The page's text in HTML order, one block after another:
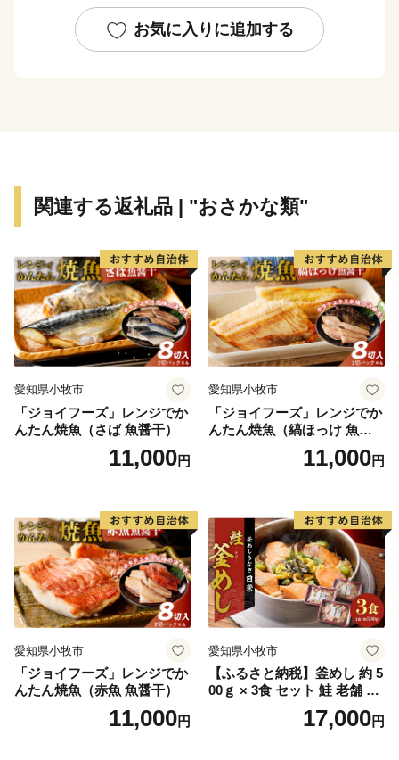
お気に入りに追加する
関連する返礼品 | "おさかな類"
愛知県小牧市
「ジョイフーズ」レンジでか
んたん焼魚（さば 魚醤干）
11,000円
愛知県小牧市
「ジョイフーズ」レンジでか
んたん焼魚（縞ほっけ 魚醤
11,000円
愛知県小牧市
「ジョイフーズ」レンジでか
んたん焼魚（赤魚 魚醤干）
11,000円
愛知県小牧市
【ふるさと納税】釜めし 約 5
00ｇ × 3食 セット 鮭 老舗 急
速冷凍 レンチン 時短 簡単調
理 食品 加工品 海鮮 手作り
17,000円